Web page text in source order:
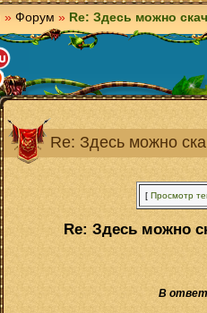
» Форум » Re: Здесь можно
Re: Здесь можно
[ Просмотр
Re: Здесь можно
В